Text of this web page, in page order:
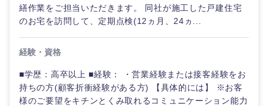
繕作業をご担当いただきます。 同社が施工した戸建住宅
のお宅を訪問して、定期点検(12ヵ月、24ヵ...
経験・資格
■学歴：高卒以上 ■経験： ・営業経験または接客経験をお
持ちの方(顧客折衝経験がある方) 【具体的には】 ※お客
様のご要望をキチンとくみ取れるコミュニケーション能力